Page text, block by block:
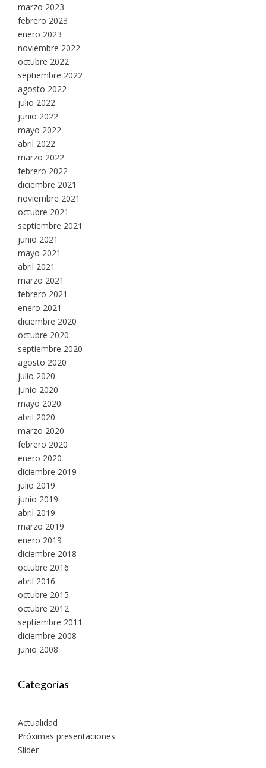
marzo 2023
febrero 2023
enero 2023
noviembre 2022
octubre 2022
septiembre 2022
agosto 2022
julio 2022
junio 2022
mayo 2022
abril 2022
marzo 2022
febrero 2022
diciembre 2021
noviembre 2021
octubre 2021
septiembre 2021
junio 2021
mayo 2021
abril 2021
marzo 2021
febrero 2021
enero 2021
diciembre 2020
octubre 2020
septiembre 2020
agosto 2020
julio 2020
junio 2020
mayo 2020
abril 2020
marzo 2020
febrero 2020
enero 2020
diciembre 2019
julio 2019
junio 2019
abril 2019
marzo 2019
enero 2019
diciembre 2018
octubre 2016
abril 2016
octubre 2015
octubre 2012
septiembre 2011
diciembre 2008
junio 2008
Categorías
Actualidad
Próximas presentaciones
Slider